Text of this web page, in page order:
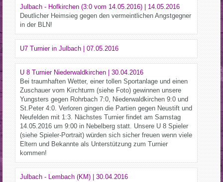
Julbach - Hofkirchen (3:0 vom 14.05.2016) | 14.05.2016
Deutlicher Heimsieg gegen den vermeintlichen Angstgegner
in der BLN!
U7 Turnier in Julbach | 07.05.2016
U 8 Turnier Niederwaldkirchen | 30.04.2016
Bei traumhaften Wetter, einer tollen Sportanlage und einen
Zuschauer vom Kirchturm (siehe Foto) gewinnen unsere
Yungsters gegen Rohrbach 7:0, Niederwaldkirchen 9:0 und
St.Peter 4:0. Verloren gingen die Partien gegen Neustift und
Neufelden mit 1:3. Nächstes Turnier findet am Samstag
14.05.2016 um 9:00 in Nebelberg statt. Unsere U 8 Spieler
(siehe Spieler-Portrait) würden sich sicher freuen wenn viele
Eltern und Bekannte als Unterstützung zum Turnier
kommen!
Julbach - Lembach (KM) | 30.04.2016